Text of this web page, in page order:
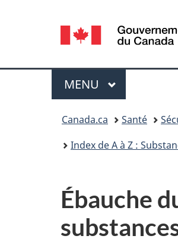
Sélection
de
la
langue
Menu
MENU PRINCIPAL
Canada.ca Santé
Index de A à Z :
Ébauche